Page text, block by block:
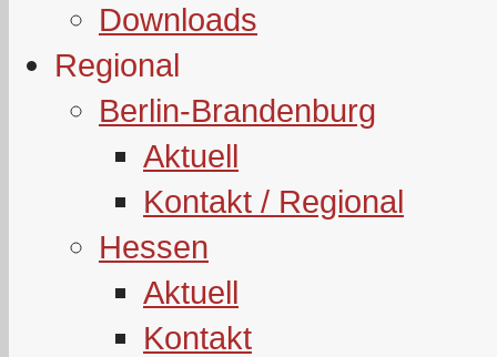
Downloads
Regional
Berlin-Brandenburg
Aktuell
Kontakt / Regional
Hessen
Aktuell
Kontakt